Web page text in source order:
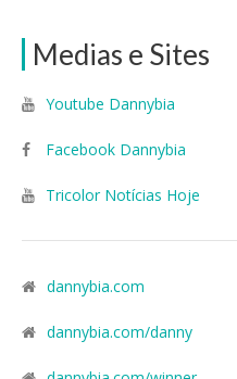
Medias e Sites
Youtube Dannybia
Facebook Dannybia
Tricolor Notícias Hoje
dannybia.com
dannybia.com/danny